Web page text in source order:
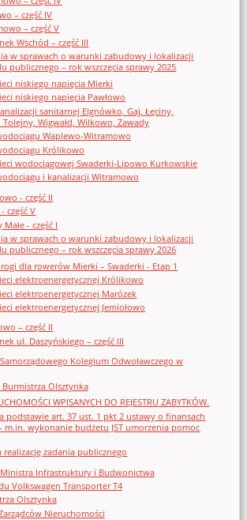
– część IV
– część V
Wschód – część III
w sprawach o warunki zabudowy i lokalizacji
publicznego – rok wszczęcia sprawy 2025
niskiego napięcia Mierki
niskiego napięcia Pawłowo
sanitarnej Elgnówko, Gaj, Łęciny,
Wigwałd, Wilkowo, Zawady
Waplewo-Witramowo
Królikowo
wodociągowej Swaderki-Lipowo Kurkowskie
i kanalizacji Witramowo
- część II
część V
- część I
w sprawach o warunki zabudowy i lokalizacji
publicznego – rok wszczęcia sprawy 2026
dla rowerów Mierki – Swaderki - Etap 1
elektroenergetycznej Królikowo
elektroenergetycznej Marózek
elektroenergetycznej Jemiołowo
– część II
ul. Daszyńskiego – część III
Kolegium Odwoławczego w
Olsztynka
WPISANYCH DO REJESTRU ZABYTKÓW.
podstawie art. 37 ust. 1 pkt 2 ustawy o finansach
m.in. wykonanie budżetu JST umorzenia pomoc
realizację zadania publicznego
Infrastruktury i Budwonictwa
Volkswagen Transporter T4
Olsztynka
Nieruchomości